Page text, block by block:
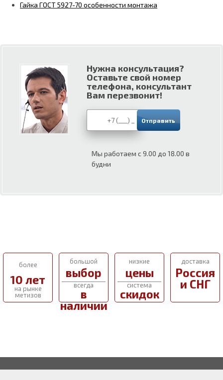
Гайка ГОСТ 5927-70 особенности монтажа
Нужна консультация?
Оставьте свой номер
телефона, консультант
Вам перезвонит!
Мы работаем с 9.00 до 18.00 в
будни
более
10 лет
на рынке
метизов
большой
выбор
всегда
в
наличии
низкие
цены
система
скидок
доставка
Россия
и СНГ